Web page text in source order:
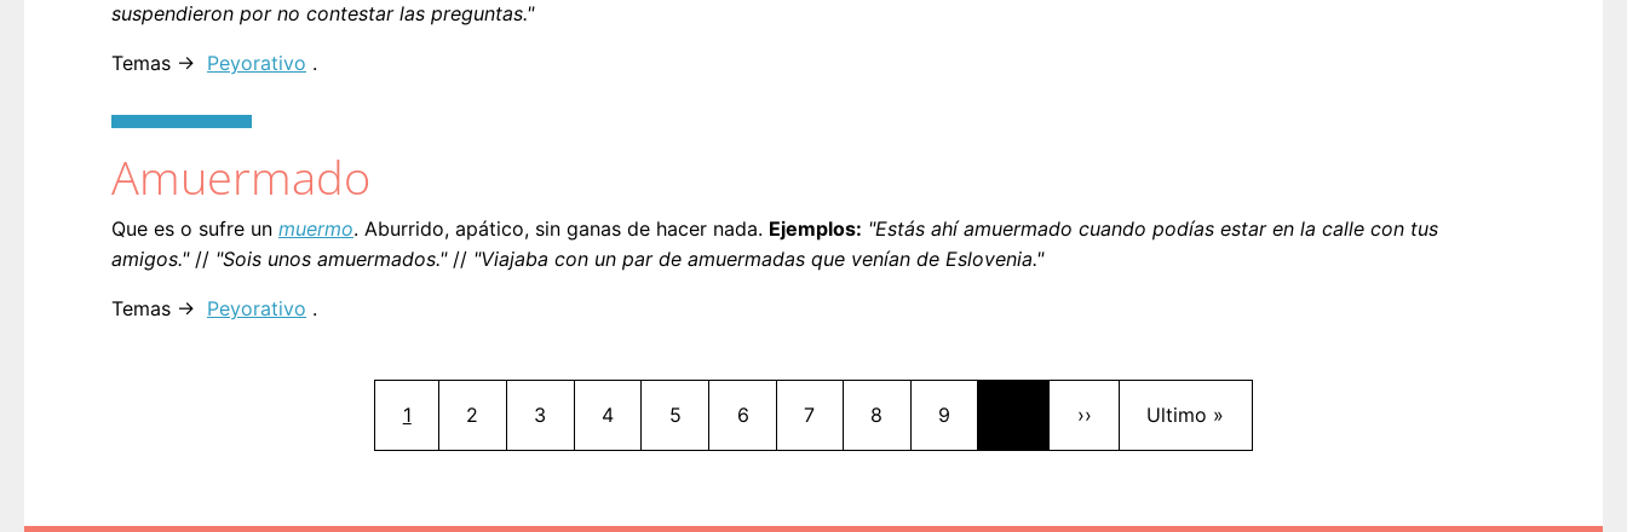
suspendieron por no contestar las preguntas."
Temas → Peyorativo .
Amuermado
Que es o sufre un muermo. Aburrido, apático, sin ganas de hacer nada. Ejemplos: "Estás ahí amuermado cuando podías estar en la calle con tus
amigos."// "Sois unos amuermados."// "Viajaba con un par de amuermadas que venían de Eslovenia."
Temas → Peyorativo .
Paginación
Página actual
1 Página
2 Página
3 Página
4 Página
5 Página
6 Página
7 Página
8 Página
9 Siguiente página
›› Última página
Ultimo »